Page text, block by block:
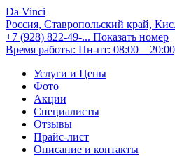
Da Vinci
Россия, Ставропольский край,
+7 (928) 822-49-... Показать номер
Время работы: Пн-пт:
Услуги и Цены
Фото
Акции
Специалисты
Отзывы
Прайс-лист
Описание и контакты